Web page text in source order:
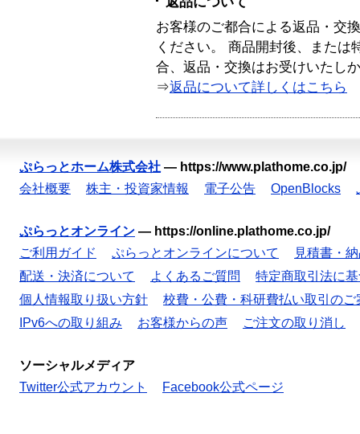
お客様のご都合による返品・交
ください。 商品開封後、または
合、返品・交換はお受けいたし
⇒返品について詳しくはこちら
ぷらっとホーム株式会社 — https://www.plathome.co.jp/
会社概要
株主・投資家情報 電子公告 OpenBlocks
ぷらっとオンライン — https://online.plathome.co.jp/
ご利用ガイド
ぷらっとオンラインについて
見積書・
配送・決済について
よくあるご質問
特定商取引法に
個人情報取り扱い方針
校費・公費・科研費払い取引のご
IPv6への取り組み
お客様からの声 ご注文の取り消し
ソーシャルメディア
Twitter公式アカウント
Facebook公式ページ